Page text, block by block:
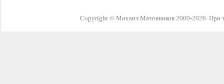
Copyright © Михаил Матовников 2000-2026. При